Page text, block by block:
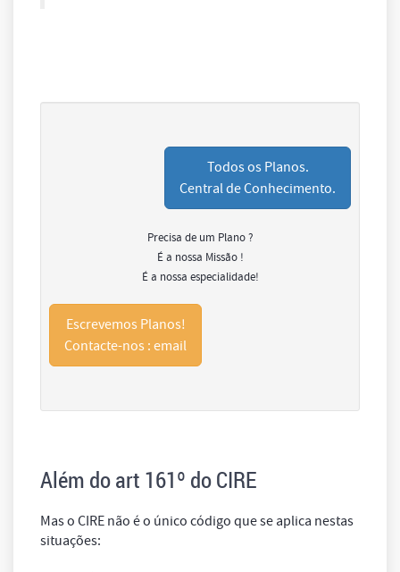
Todos os Planos.
Central de Conhecimento.
Precisa de um Plano ?
É a nossa Missão !
É a nossa especialidade!
Escrevemos Planos!
Contacte-nos : email
Além do art 161º do CIRE
Mas o CIRE não é o único código que se aplica nestas
situações: